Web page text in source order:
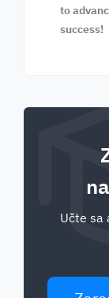
to
success!
Učte sa